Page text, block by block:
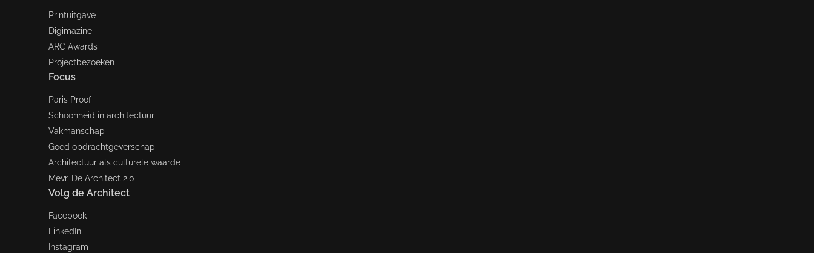
Printuitgave
Digimazine
ARC Awards
Projectbezoeken
Focus
Paris Proof
Schoonheid in architectuur
Vakmanschap
Goed opdrachtgeverschap
Architectuur als culturele waarde
Mevr. De Architect 2.0
Volg de Architect
Facebook
LinkedIn
Instagram